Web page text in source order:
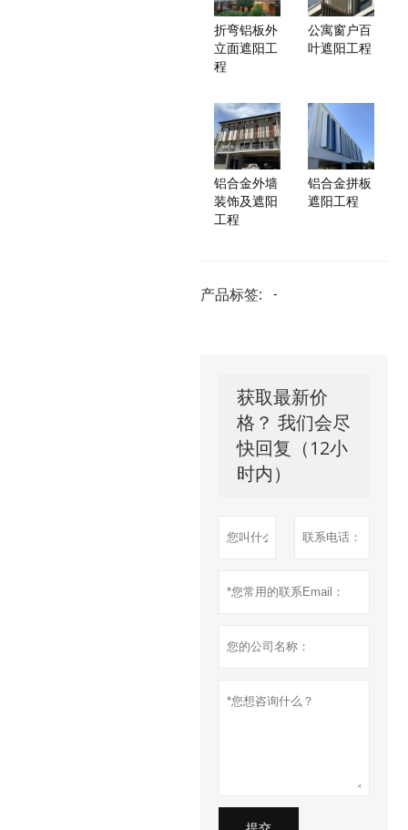
折弯铝板外
立面遮阳工
程
公寓窗户百
叶遮阳工程
铝合金外墙
装饰及遮阳
工程
铝合金拼板
遮阳工程
产品标签: -
获取最新价
格？ 我们会尽
快回复（12小
时内）